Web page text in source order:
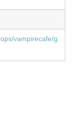
vampirecafe/g